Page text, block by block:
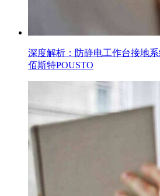
深度解析：防静电工作台接地系
佰斯特POUSTO